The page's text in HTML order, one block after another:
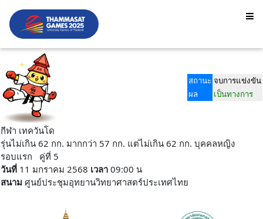
สถานะ จบการแข่งขัน
ผล
เป็นทางการ
กีฬา เทควันโด
รุ่นไม่เกิน 62 กก. มากกว่า 57 กก. แต่ไม่เกิน 62 กก. บุคคลหญิง
รอบแรก คู่ที่ 5
วันที่ 11 มกราคม 2568 เวลา 09:00 น
สนาม ศูนย์ประชุมอุทยานวิทยาศาสตร์ประเทศไทย